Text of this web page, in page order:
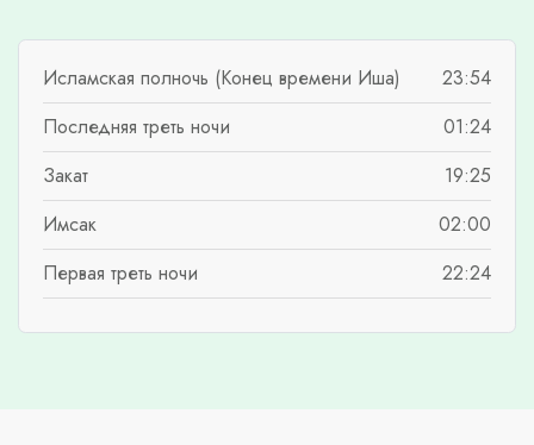
Исламская полночь (Конец времени Иша)
23:54
Последняя треть ночи
01:24
Закат
19:25
Имсак
02:00
Первая треть ночи
22:24